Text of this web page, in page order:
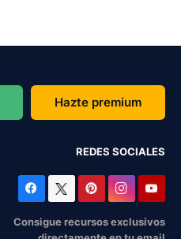
Hazte premium
REDES SOCIALES
Consigue recursos exclusivos